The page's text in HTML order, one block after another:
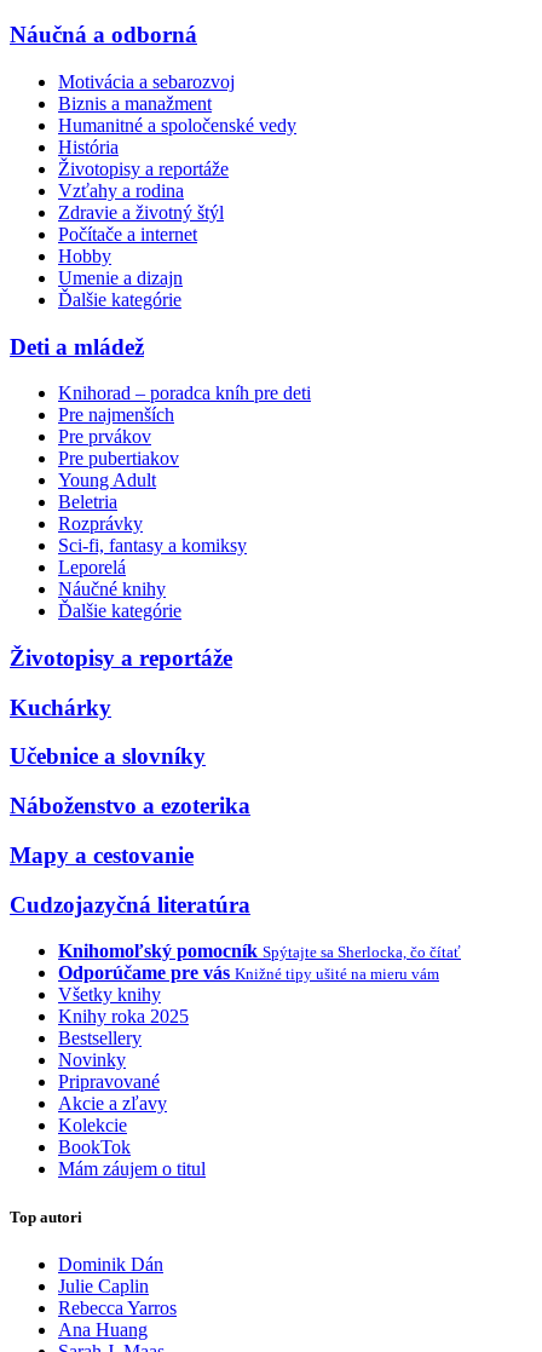
Náučná a odborná
Motivácia a sebarozvoj
Biznis a manažment
Humanitné a spoločenské vedy
História
Životopisy a reportáže
Vzťahy a rodina
Zdravie a životný štýl
Počítače a internet
Hobby
Umenie a dizajn
Ďalšie kategórie
Deti a mládež
Knihorad – poradca kníh pre deti
Pre najmenších
Pre prvákov
Pre pubertiakov
Young Adult
Beletria
Rozprávky
Sci-fi, fantasy a komiksy
Leporelá
Náučné knihy
Ďalšie kategórie
Životopisy a reportáže
Kuchárky
Učebnice a slovníky
Náboženstvo a ezoterika
Mapy a cestovanie
Cudzojazyčná literatúra
Knihomoľský pomocník Spýtajte sa Sherlocka, čo čítať
Odporúčame pre vás Knižné tipy ušité na mieru vám
Všetky knihy
Knihy roka 2025
Bestsellery
Novinky
Pripravované
Akcie a zľavy
Kolekcie
BookTok
Mám záujem o titul
Top autori
Dominik Dán
Julie Caplin
Rebecca Yarros
Ana Huang